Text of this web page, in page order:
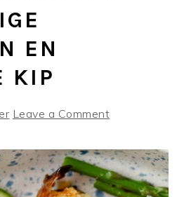
EN
KIP
Leave a Comment